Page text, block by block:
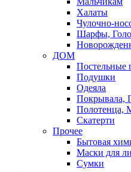
Халаты
Чулочно-
Шарфы,
ДОМ
Постельные
Подушки
Одеяла
Покрывала,
Полотенца,
Скатерти
Прочее
Бытовая
Маски для
Сумки